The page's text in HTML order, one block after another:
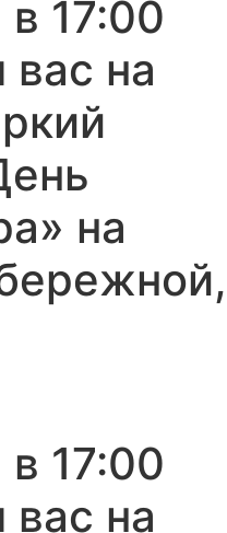
в 17:00
на
на
в 17:00
на